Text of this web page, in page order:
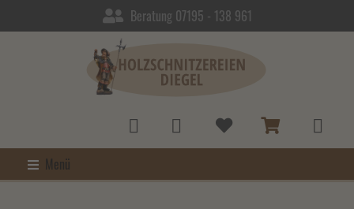
Beratung 07195 - 138 961
Menü